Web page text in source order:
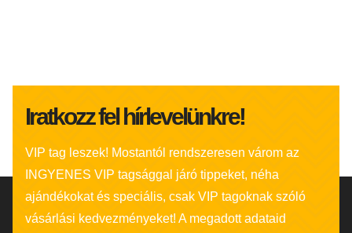
Iratkozz fel hírlevelünkre!
VIP tag leszek! Mostantól rendszeresen várom az
INGYENES VIP tagsággal járó tippeket, néha
ajándékokat és speciális, csak VIP tagoknak szóló
vásárlási kedvezményeket! A megadott adataid